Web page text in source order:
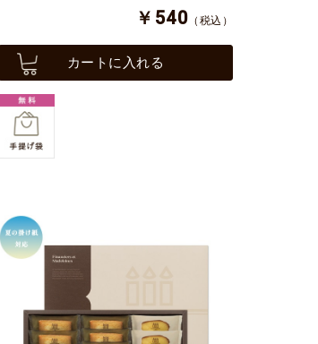
￥540 （税込）
カートに入れる